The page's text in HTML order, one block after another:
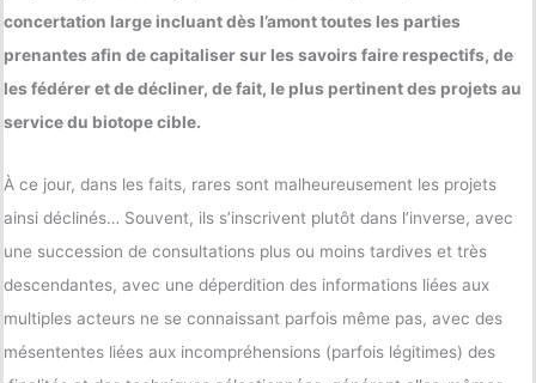
concertation large incluant dès l’amont toutes les parties
prenantes afin de capitaliser sur les savoirs faire respectifs, de
les fédérer et de décliner, de fait, le plus pertinent des projets au
service du biotope cible.
À ce jour, dans les faits, rares sont malheureusement les projets
ainsi déclinés… Souvent, ils s’inscrivent plutôt dans l’inverse, avec
une succession de consultations plus ou moins tardives et très
descendantes, avec une déperdition des informations liées aux
multiples acteurs ne se connaissant parfois même pas, avec des
mésententes liées aux incompréhensions (parfois légitimes) des